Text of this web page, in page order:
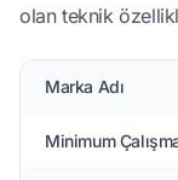
olan teknik
Marka Adı
Minimum